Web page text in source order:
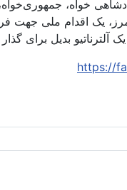
خواه،
یک اقدام ملی جهت
بدیل برای
https://